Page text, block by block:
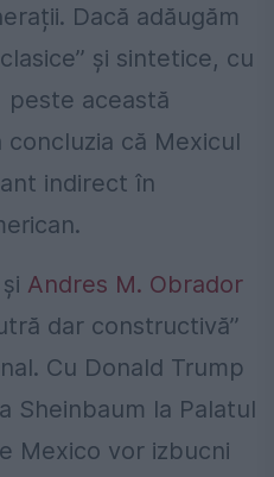
Dacă adăugăm
și sintetice, cu
această
că Mexicul
indirect în
Andres M. Obrador
dar constructivă’’
Cu Donald Trump
Sheinbaum la Palatul
Mexico vor izbucni